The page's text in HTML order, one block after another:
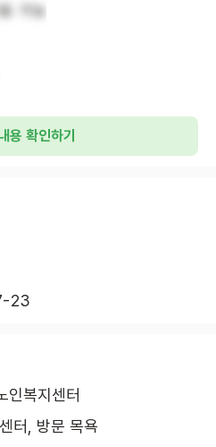
가능
용 확인하기
23
인복지센터
터, 방문 목욕